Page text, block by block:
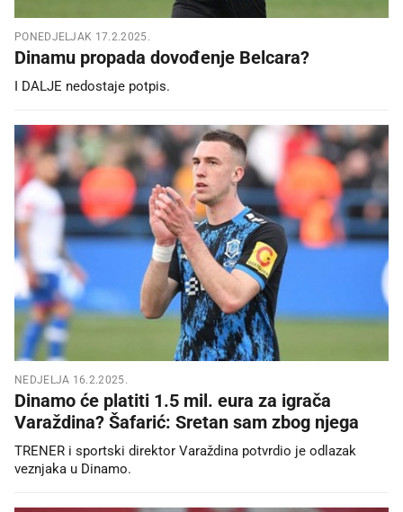
PONEDJELJAK 17.2.2025.
Dinamu propada dovođenje Belcara?
I DALJE nedostaje potpis.
NEDJELJA 16.2.2025.
Dinamo će platiti 1.5 mil. eura za igrača
Varaždina? Šafarić: Sretan sam zbog njega
TRENER i sportski direktor Varaždina potvrdio je odlazak
veznjaka u Dinamo.